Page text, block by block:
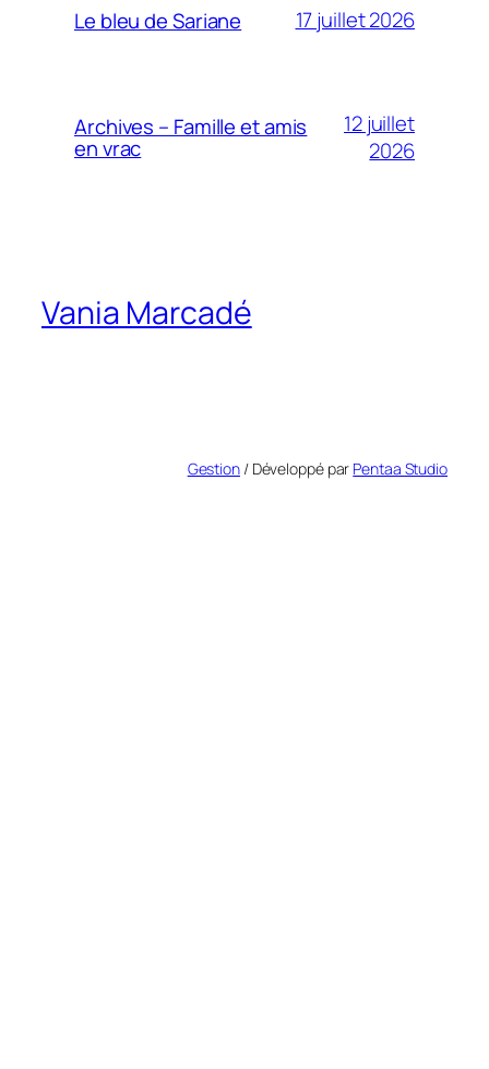
Le bleu de Sariane 17 juillet 2026
Archives – Famille et amis
en vrac
12 juillet
2026
Vania Marcadé
Gestion/ Développé par Pentaa Studio